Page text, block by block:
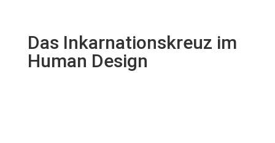
Das Inkarnationskreuz im
Human Design